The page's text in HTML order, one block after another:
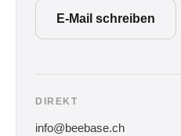
E-Mail schreiben
DIREKT
info@beebase.ch